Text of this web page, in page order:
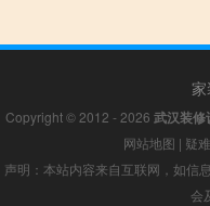
Copyright © 2012 - 2026 武汉装修
网站地图 | 疑
声明：本站内容来自互联网，如信
会